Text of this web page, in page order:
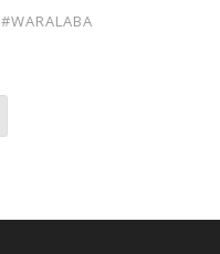
#WARALABA